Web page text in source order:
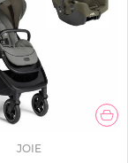
JOIE